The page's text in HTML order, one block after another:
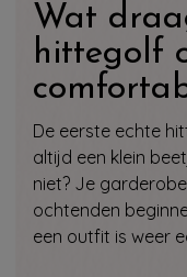
Wat
hittegolf
De eerste echte
altijd een klein
niet? Je
ochtenden
een outfit is weer